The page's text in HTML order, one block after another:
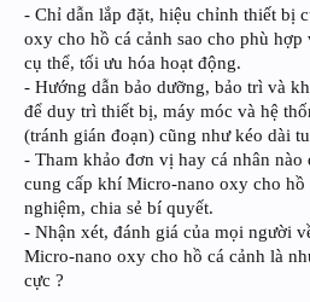
- Chỉ dẫn lắp đặt, hiệu chỉnh thiết bị
oxy cho hồ cá cảnh sao cho phù
cụ thể, tối ưu hóa hoạt động.
- Hướng dẫn bảo dưỡng, bảo trì và
để duy trì thiết bị, máy móc và hệ
(tránh gián đoạn) cũng như kéo dài
- Tham khảo đơn vị hay cá nhân nào
cung cấp khí Micro-nano oxy cho hồ
nghiệm, chia sẻ bí quyết.
- Nhận xét, đánh giá của mọi người
Micro-nano oxy cho hồ cá cảnh là
cực ?